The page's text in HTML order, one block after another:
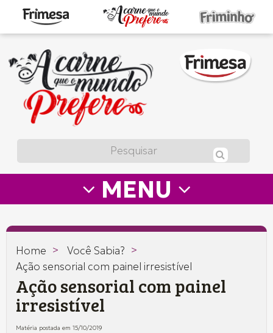
A
carne
que
prefere
—
Frimesa
MENU
Home > Você Sabia? >
Ação sensorial com painel irresistível
Ação sensorial com painel
irresistível
Matéria postada em 15/10/2019